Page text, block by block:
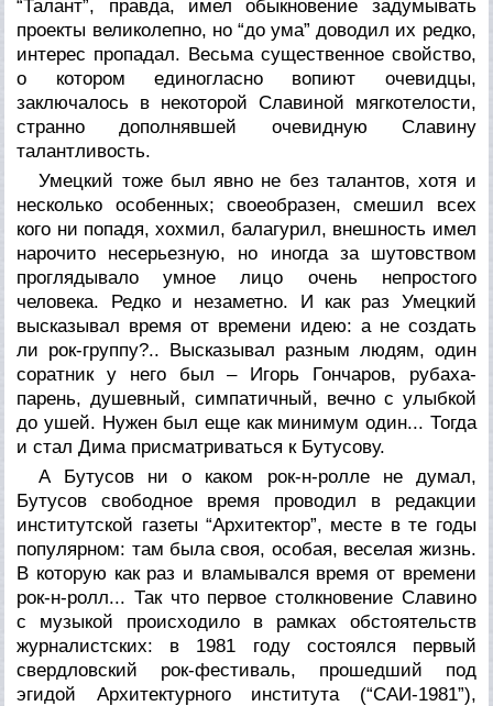
“Талант”, правда, имел обыкновение задумывать
проекты великолепно, но “до ума” доводил их редко,
интерес пропадал. Весьма существенное свойство,
о котором единогласно вопиют очевидцы,
заключалось в некоторой Славиной мягкотелости,
странно дополнявшей очевидную Славину
талантливость.
Умецкий тоже был явно не без талантов, хотя и
несколько особенных; своеобразен, смешил всех
кого ни попадя, хохмил, балагурил, внешность имел
нарочито несерьезную, но иногда за шутовством
проглядывало умное лицо очень непростого
человека. Редко и незаметно. И как раз Умецкий
высказывал время от времени идею: а не создать
ли рок-группу?.. Высказывал разным людям, один
соратник у него был – Игорь Гончаров, рубаха-
парень, душевный, симпатичный, вечно с улыбкой
до ушей. Нужен был еще как минимум один... Тогда
и стал Дима присматриваться к Бутусову.
А Бутусов ни о каком рок-н-ролле не думал,
Бутусов свободное время проводил в редакции
институтской газеты “Архитектор”, месте в те годы
популярном: там была своя, особая, веселая жизнь.
В которую как раз и вламывался время от времени
рок-н-ролл... Так что первое столкновение Славино
с музыкой происходило в рамках обстоятельств
журналистских: в 1981 году состоялся первый
свердловский рок-фестиваль, прошедший под
эгидой Архитектурного института (“САИ-1981”),